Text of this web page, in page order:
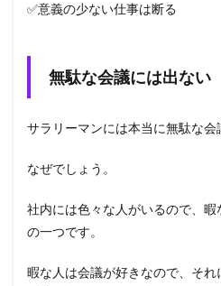
✅意義の少ない仕事は断る
無駄な会議には出ない
サラリーマンには本当に無駄な会
なぜでしょう。
社内には色々な人がいるので、
の一つです。
暇な人は会議が好きなので、そ